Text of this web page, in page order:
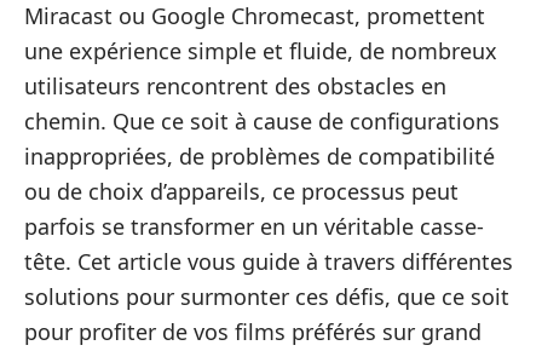
Miracast ou Google Chromecast, promettent
une expérience simple et fluide, de nombreux
utilisateurs rencontrent des obstacles en
chemin. Que ce soit à cause de configurations
inappropriées, de problèmes de compatibilité
ou de choix d’appareils, ce processus peut
parfois se transformer en un véritable casse-
tête. Cet article vous guide à travers différentes
solutions pour surmonter ces défis, que ce soit
pour profiter de vos films préférés sur grand